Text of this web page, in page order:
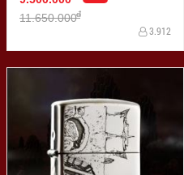
11.650.000đ
3.912